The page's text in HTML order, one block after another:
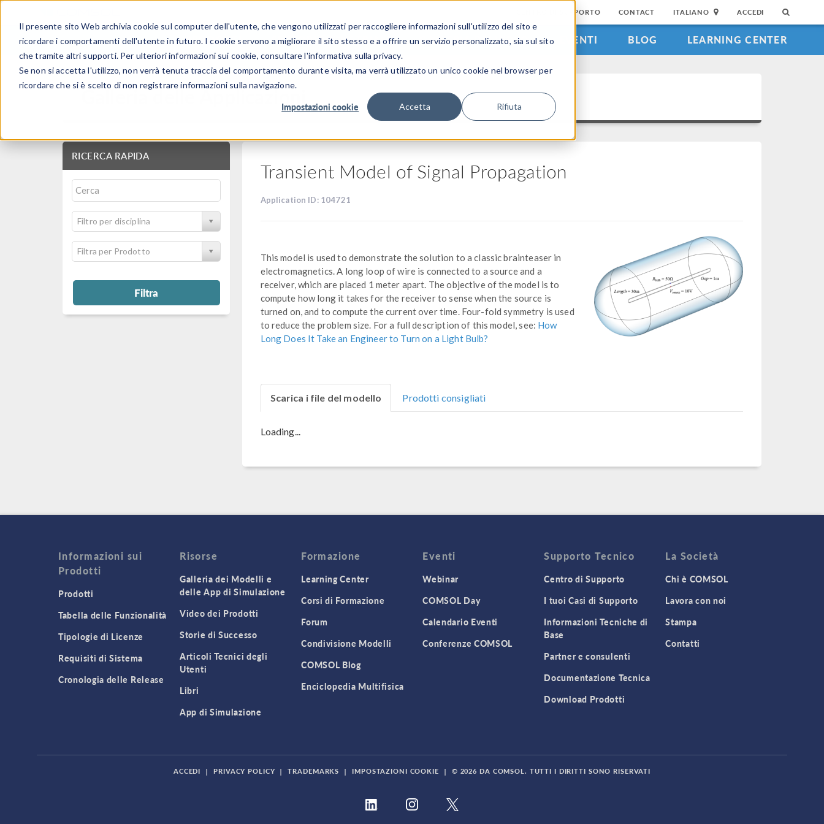
Il presente sito Web archivia cookie sul computer dell'utente, che vengono utilizzati per raccogliere informazioni sull'utilizzo del sito e
ricordare i comportamenti dell'utente in futuro. I cookie servono a migliorare il sito stesso e a offrire un servizio personalizzato, sia sul sito
che tramite altri supporti. Per ulteriori informazioni sui cookie, consultare l'informativa sulla privacy.
Se non si accetta l'utilizzo, non verrà tenuta traccia del comportamento durante visita, ma verrà utilizzato un unico cookie nel browser per
ricordare che si è scelto di non registrare informazioni sulla navigazione.
Impostazioni cookie Accetta Rifiuta
CENTRO DI SUPPORTO CONTACT ITALIANO ACCEDI
PRODOTTI SETTORI INDUSTRIALI GALLERIA DEI VIDEO EVENTI BLOG LEARNING CENTER
Galleria delle Applicazioni
RICERCA RAPIDA
Filtro per disciplina
Filtra per Prodotto
Filtra
Transient Model of Signal Propagation
Application ID: 104721
This model is used to demonstrate the solution to a classic brainteaser in
electromagnetics. A long loop of wire is connected to a source and a
receiver, which are placed 1 meter apart. The objective of the model is to
compute how long it takes for the receiver to sense when the source is
turned on, and to compute the current over time. Four-fold symmetry is used
to reduce the problem size. For a full description of this model, see: How
Long Does It Take an Engineer to Turn on a Light Bulb?
Scarica i file del modello Prodotti consigliati
Loading...
Informazioni sui
Prodotti
Prodotti
Tabella delle Funzionalità
Tipologie di Licenze
Requisiti di Sistema
Cronologia delle Release
Risorse
Galleria dei Modelli e
delle App di Simulazione
Video dei Prodotti
Storie di Successo
Articoli Tecnici degli
Utenti
Libri
App di Simulazione
Formazione
Learning Center
Corsi di Formazione
Forum
Condivisione Modelli
COMSOL Blog
Enciclopedia Multifisica
Eventi
Webinar
COMSOL Day
Calendario Eventi
Conferenze COMSOL
Supporto Tecnico
Centro di Supporto
I tuoi Casi di Supporto
Informazioni Tecniche di
Base
Partner e consulenti
Documentazione Tecnica
Download Prodotti
La Società
Chi è COMSOL
Lavora con noi
Stampa
Contatti
ACCEDI | PRIVACY POLICY | TRADEMARKS | IMPOSTAZIONI COOKIE | © 2026 DA COMSOL. TUTTI I DIRITTI SONO RISERVATI